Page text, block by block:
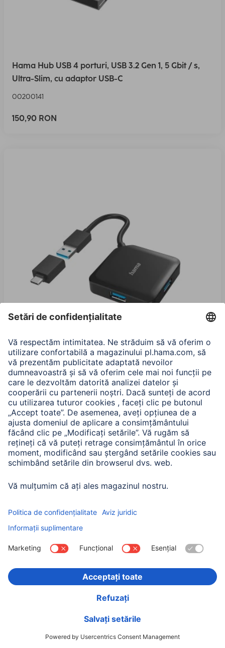
Hama Hub USB 4 porturi, USB 3.2 Gen 1, 5 Gbit / s,
Ultra-Slim, cu adaptor USB-C
00200141
150,90 RON
Hama Hub USB, 4 porturi, USB 3.2 Gen 1, 5 Gbit / s,
incl. adaptor USB-C
00200116
120,90 RON